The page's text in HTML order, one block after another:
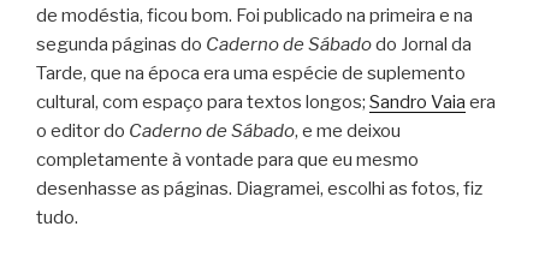
de modéstia, ficou bom. Foi publicado na primeira e na
segunda páginas do Caderno de Sábadodo Jornal da
Tarde, que na época era uma espécie de suplemento
cultural, com espaço para textos longos; Sandro Vaia era
o editor do Caderno de Sábado, e me deixou
completamente à vontade para que eu mesmo
desenhasse as páginas. Diagramei, escolhi as fotos, fiz
tudo.